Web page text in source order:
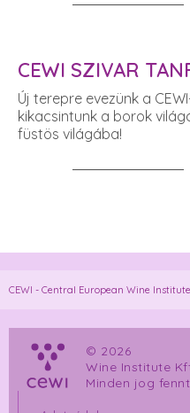
CEWI SZIVAR
Új terepre evezünk a
kikacsintunk a borok
füstös világába!
CEWI - Central European Wine Institute
© 2026
Wine Institute
Minden jog